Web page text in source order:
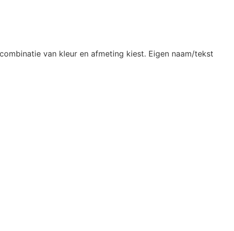
van kleur en afmeting kiest. Eigen naam/tekst